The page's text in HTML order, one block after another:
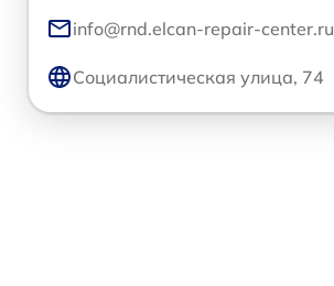
info@rnd.elcan-repair-center.ru
Социалистическая улица, 74